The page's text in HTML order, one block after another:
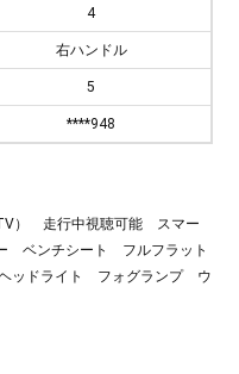
4
右ハンドル
5
****948
TV） 走行中視聴可能 スマー
ベンチシート フルフラット
ッドライト フォグランプ ウ